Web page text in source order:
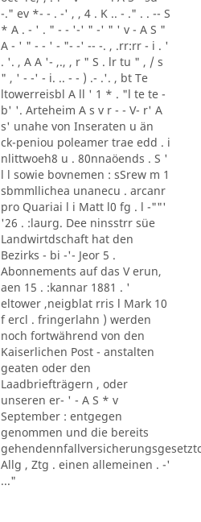
-." ev *- - . -' , , 4 . K .. - ." . . -- S
* A . - ' . " - - '-' " -' " ' v - A S "
A - ' " - - ' - "- -' -- -. , .rr:rr - i . '
. '. , A A '- ,., , r " S . lr tu " , / s
" , ' - -' - i. .. - - ) .- .'. , bt Te
ltowerreisbl A ll ' 1 * . "l te te -
b' '. Arteheim A s v r - - V- r' A
s' unahe von Inseraten u än
ck-peniou poleamer trae edd . i
nlittwoeh8 u . 80nnaöends . S '
l l sowie bovnemen : sSrew m 1
sbmmllichea unanecu . arcanr
pro Quariai l i Matt l0 fg . l -""'
'26 . :laurg. Dee ninsstrr süe
Landwirtdschaft hat den
Bezirks - bi -'- Jeor 5 .
Abonnements auf das V erun,
aen 15 . :kannar 1881 . '
eltower ,neigblat rris l Mark 10
f ercl . fringerlahn ) werden
noch fortwährend von den
Kaiserlichen Post - anstalten
geaten oder den
Laadbriefträgern , oder
unseren er- ' - A S * v
September : entgegen
genommen und die bereits
Allg , Ztg . einen allemeinen . -'
..."